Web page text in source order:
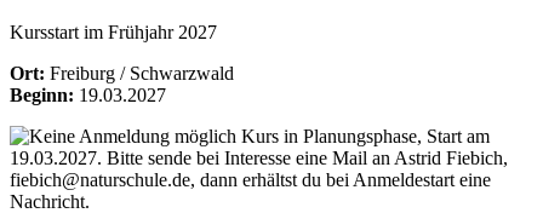
Kursstart im Frühjahr 2027
Ort: Freiburg / Schwarzwald
Beginn: 19.03.2027
Kurs in Planungsphase, Start am
19.03.2027. Bitte sende bei Interesse eine Mail an Astrid Fiebich,
fiebich@naturschule.de, dann erhältst du bei Anmeldestart eine
Nachricht.